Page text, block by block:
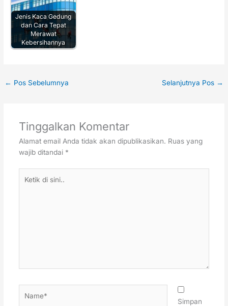
Jenis Kaca Gedung
dan Cara Tepat
Merawat
Kebersihannya
← Pos Sebelumnya Selanjutnya Pos →
Tinggalkan Komentar
Alamat email Anda tidak akan dipublikasikan. Ruas yang
wajib ditandai *
Simpan